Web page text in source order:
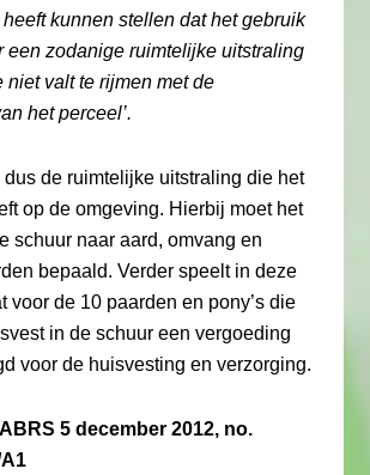
kunnen stellen dat het gebruik
een zodanige ruimtelijke uitstraling
niet valt te rijmen met de
het perceel’.
de ruimtelijke uitstraling die het
op de omgeving. Hierbij moet het
schuur naar aard, omvang en
bepaald. Verder speelt in deze
voor de 10 paarden en pony’s die
in de schuur een vergoeding
voor de huisvesting en verzorging.
ABRS 5 december 2012, no.